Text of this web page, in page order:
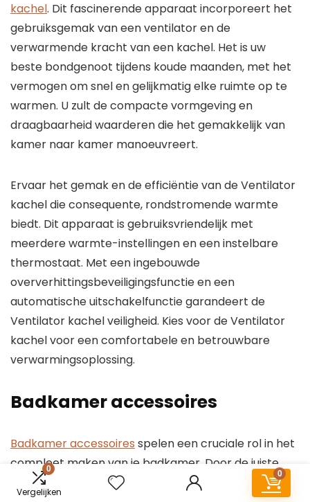
0
Vergelijken
0
kachel. Dit fascinerende apparaat incorporeert het
gebruiksgemak van een ventilator en de
verwarmende kracht van een kachel. Het is uw
beste bondgenoot tijdens koude maanden, met het
vermogen om snel en gelijkmatig elke ruimte op te
warmen. U zult de compacte vormgeving en
draagbaarheid waarderen die het gemakkelijk van
kamer naar kamer manoeuvreert.
Ervaar het gemak en de efficiëntie van de Ventilator
kachel die consequente, rondstromende warmte
biedt. Dit apparaat is gebruiksvriendelijk met
meerdere warmte-instellingen en een instelbare
thermostaat. Met een ingebouwde
oververhittingsbeveiligingsfunctie en een
automatische uitschakelfunctie garandeert de
Ventilator kachel veiligheid. Kies voor de Ventilator
kachel voor een comfortabele en betrouwbare
verwarmingsoplossing.
Badkamer accessoires
Badkamer accessoires spelen een cruciale rol in het
compleet maken van je badkamer. Door de juiste
badkamer accessoires toe te voegen, kun je zowel